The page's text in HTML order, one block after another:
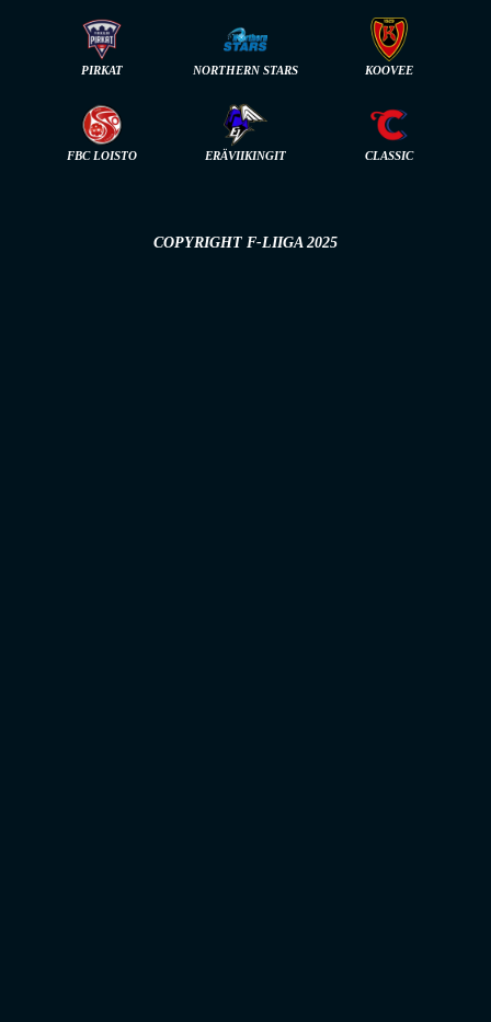
PIRKAT NORTHERN STARS KOOVEE
FBC LOISTO ERÄVIIKINGIT CLASSIC
COPYRIGHT F-LIIGA 2025